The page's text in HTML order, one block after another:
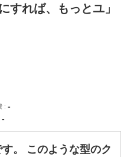
すれば、もっとユ」
-
-
。 このような型のク